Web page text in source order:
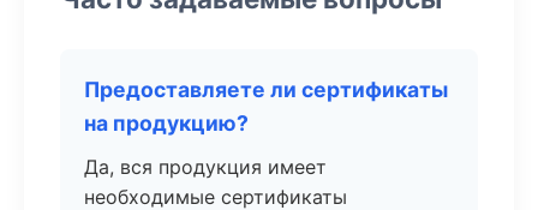
Предоставляете ли сертификаты
на продукцию?
Да, вся продукция имеет
необходимые сертификаты